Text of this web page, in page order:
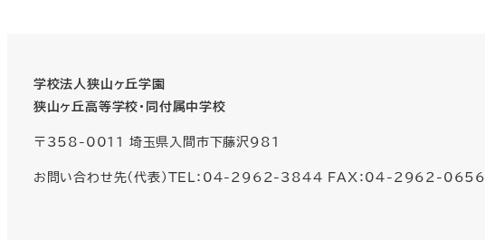
学校法人狭山ヶ丘学園
狭山ヶ丘高等学校・同付属中学校
〒358-0011 埼玉県入間市下藤沢981
お問い合わせ先（代表）TEL：04-2962-3844 FAX：04-2962-0656